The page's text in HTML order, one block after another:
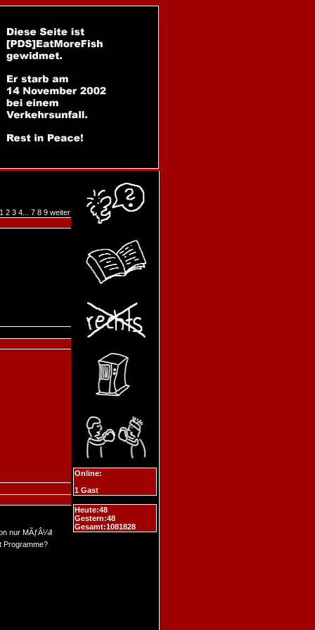
1 2 3 4 7 8 9 weiter
nur MÃƒÂ¼ll
Programme?
Online:
1 Gast
Heute:48
Gestern:48
Gesamt:1081828